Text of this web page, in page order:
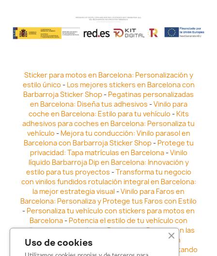
Sticker para motos en Barcelona: Personalización y
estilo único - Los mejores stickers en Barcelona con
Barbarroja Sticker Shop- Pegatinas personalizadas
en Barcelona: Diseña tus adhesivos -Vinilo para
coche en Barcelona: Estilo para tu vehículo - Kits
adhesivos para coches en Barcelona: Personaliza tu
vehículo - Mejora tu conducción: Vinilo parasol en
Barcelona con Barbarroja Sticker Shop- Protege tu
privacidad: Tapa matrículas en Barcelona-Vinilo
líquido Barbarroja Dip en Barcelona: Innovación y
estilo para tus proyectos -Transforma tu negocio
con vinilos fundidos rotulación integral en Barcelona:
la mejor estrategia visual -Vinilo para Faros en
Barcelona: Personaliza y Protege tus Faros con Estilo
- Personaliza tu vehículo con stickers para motos en
Barcelona- Potencia el estilo de tu vehículo con
adhesivos para coche en Barcelona-Destaca en las
calles: Los Mejores stickers para coches en
Vinilo para faros en Barcelona: Resaltando
Uso de cookies